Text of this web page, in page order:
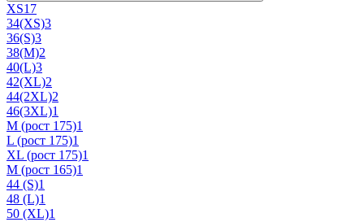
XS17
34(XS)3
36(S)3
38(M)2
40(L)3
42(XL)2
44(2XL)2
46(3XL)1
M (рост 175)1
L (рост 175)1
XL (рост 175)1
M (рост 165)1
44 (S)1
48 (L)1
50 (XL)1